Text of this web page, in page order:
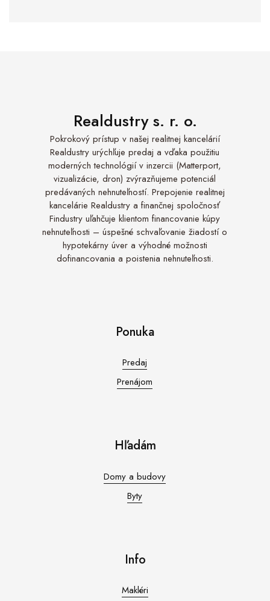
Realdustry s. r. o.
Pokrokový prístup v našej realitnej kancelárií
Realdustry urýchľuje predaj a vďaka použitiu
moderných technológií v inzercii (Matterport,
vizualizácie, dron) zvýrazňujeme potenciál
predávaných nehnuteľností. Prepojenie realitnej
kancelárie Realdustry a finančnej spoločnosť
Findustry uľahčuje klientom financovanie kúpy
nehnuteľnosti – úspešné schvaľovanie žiadostí o
hypotekárny úver a výhodné možnosti
dofinancovania a poistenia nehnuteľnosti.
Ponuka
Predaj
Prenájom
Hľadám
Domy a budovy
Byty
Info
Makléri